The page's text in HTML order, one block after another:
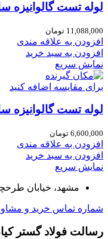
لوله تست گالوانیزه سایز 5 ضخامت 2.5 وزن
11,088,000 تومان
افزودن به علاقه مندی
افزودن به سبد خرید
نمایش سریع
برای مقایسه اضافه کنید
لوله تست گالوانیزه سایز 2.5 ضخامت 2.5
6,600,000 تومان
افزودن به علاقه مندی
افزودن به سبد خرید
نمایش سریع
مشهد، خیابان
شماره تماس خرید و مشاوره
رسالت فولاد گستر